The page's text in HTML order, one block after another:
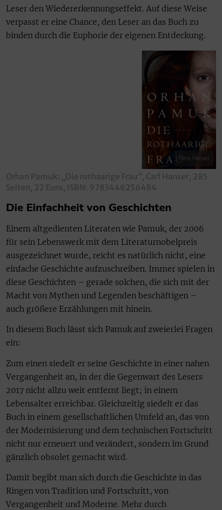
Leser den Wiedererkennungseffekt. Auf diese Weise
verpasst er eine Chance, den Leser an das Buch zu
binden durch die Euphorie der eigenen Entdeckung.
Foto: Hanser
Orhan Pamuk: „Die rothaarige Frau“, Carl Hanser, 285
Seiten, 22 Euro, ISBN: 9783446256484
Die Einfachheit von Geschichten
Einem altgedienten Literaten wie Pamuk, der 2006
für sein Lebenswerk mit dem Literaturnobelpreis
ausgezeichnet wurde, reicht es natürlich nicht, eine
einfache Geschichte aufzuschreiben. Immer spielen in
diese Geschichten – gerade solchen, die sich mit der
Macht von Mythen und Legenden beschäftigen –
auch größere Erzählungen mit hinein.
In diesem Buch lässt sich Pamuk auf zweierlei Fragen
ein:
Zum einen siedelt er seine Geschichte in einer nahen
Vergangenheit an, in der die Gegenwart des Lesers
2017 nicht allzu weit entfernt liegt; in einem
Lebensalter erreichbar. Gleichzeitig siedelt er das
Buch in einem gesellschaftlichen Umfeld an, das von
der Modernisierung und dem technischen Fortschritt
nicht nur erneuert und verändert, sondern im Grund
gänzlich obsolet gemacht wird.
Damit begibt man sich durch die Geschichte in das
Ringen von Tradition und Fortschritt, von
Vergangenheit und Moderne. Mehr durch